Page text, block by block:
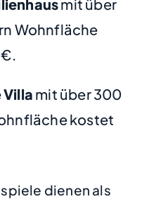
mit über
Wohnfläche
Villa mit über 300
kostet
dienen als